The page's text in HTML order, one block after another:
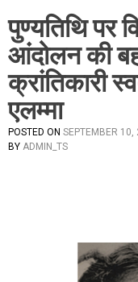
पुण्यतिथि पर
आंदोलन की
क्रांतिकारी
एलम्मा
POSTED ON SEPTEMBER 10,
BY ADMIN_TS